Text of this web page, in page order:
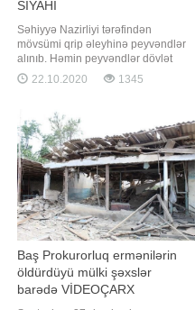
SİYAHI
Səhiyyə Nazirliyi tərəfindən
mövsümi qrip əleyhinə peyvəndlər
alınıb. Həmin peyvəndlər dövlət
hesabına əhaliyə vurulacaq. xəbər
verir ki, bunu AzTV-nin efirində
verilişində qonaq olarkən Səhiyyə
Nazirliyinin İSİM-in şöbə müdiri
Səbinə Babazadə deyib. O bildirib
ki
22.10.2020 1345
Baş Prokurorluq ermənilərin
öldürdüyü mülki şəxslər
barədə VİDEOÇARX
HAZIRLADI